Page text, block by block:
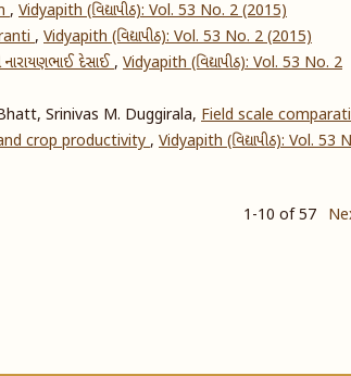
, Vidyapith (વિદ્યાપીઠ): Vol. 53 No. 2 (2015)
, Vidyapith (વિદ્યાપીઠ): Vol. 53 No. 2 (2015)
નારાયણભાઈ દેસાઈ, Vidyapith (વિદ્યાપીઠ): Vol. 53 No. 2
Srinivas M. Duggirala, Field scale
crop productivity, Vidyapith (વિદ્યાપીઠ): Vol. 53
1-10 of 57